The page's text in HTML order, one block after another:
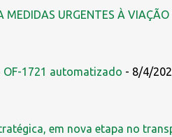
MEDIDAS URGENTES À
OF-1721 automatizado - 8/4/
em nova etapa no